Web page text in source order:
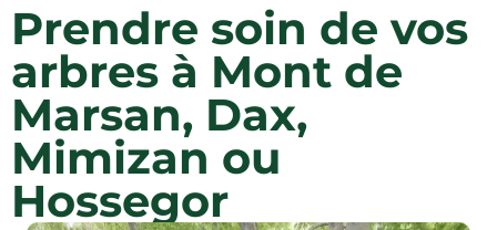
Prendre soin de vos
arbres à Mont de
Marsan, Dax,
Mimizan ou
Hossegor